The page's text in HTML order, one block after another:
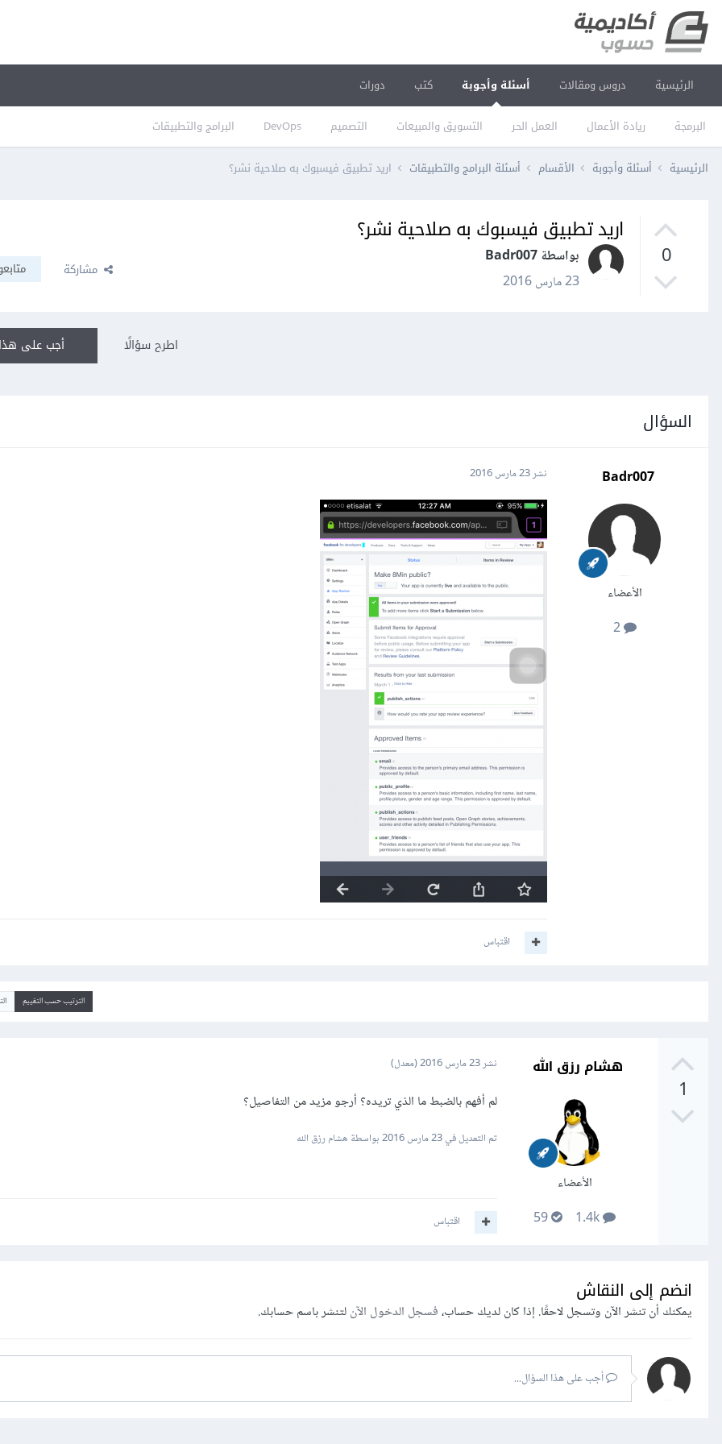
الرئيسية دروس ومقالات أسئلة وأجوبة
البرمجة ريادة الأعمال العمل الحر التسويق والمبيعات التصميم DevOps البرامج والتطبيقات
كتب دورات
الرئيسية أسئلة وأجوبة الأقسام أسئلة البرامج والتطبيقات اريد تطبيق فيسبوك به صلاحية نشر؟
0
اريد تطبيق فيسبوك به صلاحية نشر؟
بواسطة Badr007
23 مارس 2016
مشاركة
أجب على اطرح سؤالًا
السؤال
Badr007
الأعضاء
2
نشر23 مارس 2016
اقتباس
الترتيب حسب التقييم
1
هشام رزق الله
الأعضاء
نشر23 مارس 2016 (معدل)
لم أفهم بالضبط ما الذي تريده؟ أرجو مزيد من التفاصيل؟
تم التعديل في23 مارس 2016 بواسطة هشام رزق الله
اقتباس
انضم إلى النقاش
يمكنك أن تنشر الآن وتسجل لاحقًا. إذا كان لديك حساب،فسجل الدخول الآنلتنشر باسم حسابك.
أجب على هذا السؤال...